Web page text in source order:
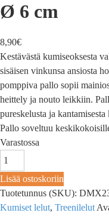
Ø 6 cm
8,90€
Kestävästä kumiseoksesta
sisäisen vinkunsa ansiosta
pomppiva pallo sopii
heittely ja nouto leikkiin.
pureskelusta ja
Pallo soveltuu
Varastossa
Lisää ostoskoriin
Tuotetunnus (SKU):
Kumiset lelut, Treenilelut